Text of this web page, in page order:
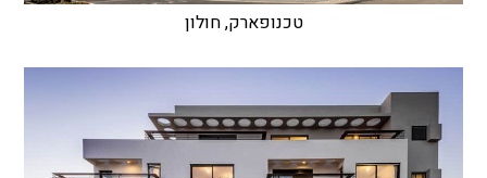
טכנופארק, חולון